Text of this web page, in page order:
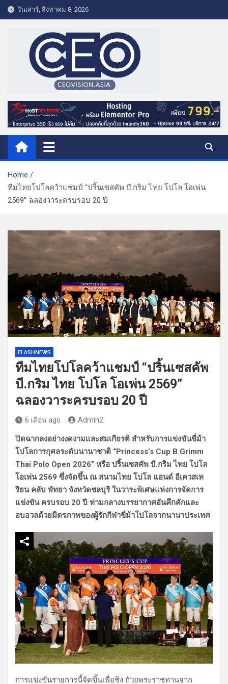
k
e
t
วันเสาร์, สิงหาคม 8, 2026
CEO VISION.ASIA
Business & Lifestyle
Home
ทีมไทยโปโลคว้าแชมป์ “ปริ้นเซสคัพ บี.กริม ไทย โปโล โอเพ่น
2569” ฉลองวาระครบรอบ 20 ปี
FLASHNEWS
ทีมไทยโปโลคว้าแชมป์ “ปริ้นเซสคัพ
บี.กริม ไทย โปโล โอเพ่น 2569”
ฉลองวาระครบรอบ 20 ปี
6 เดือน ago Admin2
ปิดฉากลงอย่างงดงามและสมเกียรติ สำหรับการแข่งขันขี่ม้า
โปโลการกุศลระดับนานาชาติ “Princess’s Cup B.Grimm
Thai Polo Open 2026” หรือ ปริ้นเซสคัพ บี.กริม ไทย โปโล
โอเพ่น 2569 ซึ่งจัดขึ้น ณ สนามไทย โปโล แอนด์ อีเควสเท
รียน คลับ พัทยา จังหวัดชลบุรี ในวาระพิเศษแห่งการจัดการ
แข่งขัน ครบรอบ 20 ปี ท่ามกลางบรรยากาศอันคึกคักและ
อบอวลด้วยมิตรภาพของผู้รักกีฬาขี่ม้าโปโลจากนานาประเทศ
การแข่งขันรายการนี้จัดขึ้นเพื่อชิง ถ้วยพระราชทานจาก